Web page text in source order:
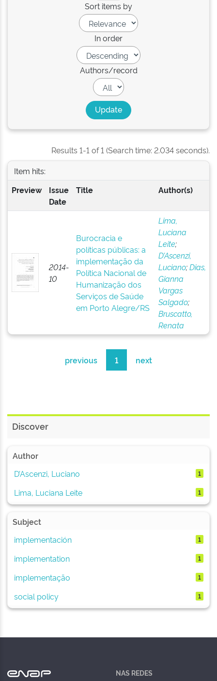
Sort items by
In order
Authors/record
Results 1-1 of 1 (Search time: 2.034 seconds).
Item hits:
Preview
Issue
Date
Title Author(s)
2014-
10
Burocracia e
políticas públicas: a
implementação da
Política Nacional de
Humanização dos
Serviços de Saúde
em Porto Alegre/RS
Lima,
Luciana
Leite;
D’Ascenzi,
Luciano;Dias,
Gianna
Vargas
Salgado;
Bruscatto,
Renata
previous 1 next
Discover
Author
D’Ascenzi, Luciano
1
Lima, Luciana Leite 1
Subject
implementación
1
implementation 1
implementação 1
social policy 1
NAS REDES